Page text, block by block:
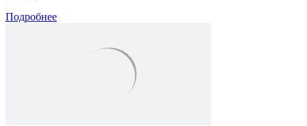
Подробнее